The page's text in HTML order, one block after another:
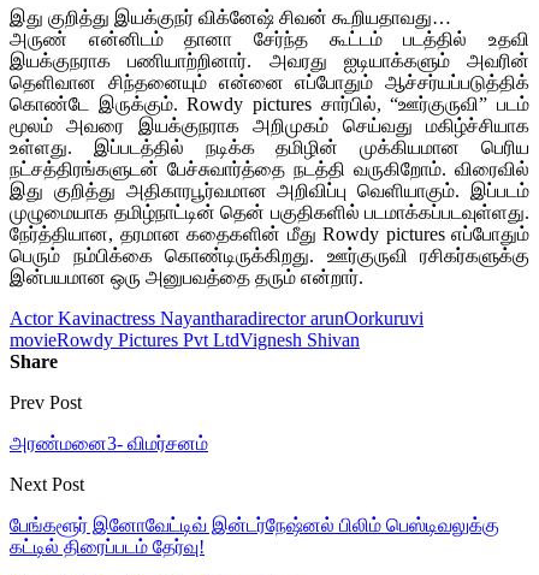
இது குறித்து இயக்குநர் விக்னேஷ் சிவன் கூறியதாவது…
அருண் என்னிடம் தானா சேர்ந்த கூட்டம் படத்தில் உதவி
இயக்குநராக பணியாற்றினார். அவரது ஐடியாக்களும் அவரின்
தெளிவான சிந்தனையும் என்னை எப்போதும் ஆச்சர்யப்படுத்திக்
கொண்டே இருக்கும். Rowdy pictures சார்பில், “ஊர்குருவி” படம்
மூலம் அவரை இயக்குநராக அறிமுகம் செய்வது மகிழ்ச்சியாக
உள்ளது. இப்படத்தில் நடிக்க தமிழின் முக்கியமான பெரிய
நட்சத்திரங்களுடன் பேச்சுவார்த்தை நடத்தி வருகிறோம். விரைவில்
இது குறித்து அதிகாரபூர்வமான அறிவிப்பு வெளியாகும். இப்படம்
முழுமையாக தமிழ்நாட்டின் தென் பகுதிகளில் படமாக்கப்படவுள்ளது.
நேர்த்தியான, தரமான கதைகளின் மீது Rowdy pictures எப்போதும்
பெரும் நம்பிக்கை கொண்டிருக்கிறது. ஊர்குருவி ரசிகர்களுக்கு
இன்பயமான ஒரு அனுபவத்தை தரும் என்றார்.
Actor Kavinactress Nayantharadirector arunOorkuruvi
movieRowdy Pictures Pvt LtdVignesh Shivan
Share
Prev Post
அரண்மனை3- விமர்சனம்
Next Post
பேங்களூர் இனோவேட்டிவ் இன்டர்நேஷ்னல் பிலிம் பெஸ்டிவலுக்கு
கட்டில் திரைப்படம் தேர்வு!